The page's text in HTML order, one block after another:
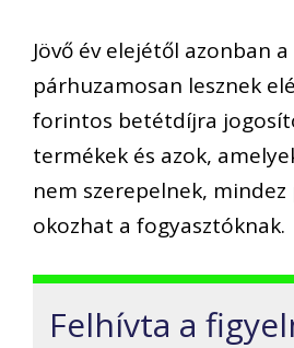
Jövő év elejétől azonban
párhuzamosan lesznek
forintos betétdíjra
termékek és azok,
nem szerepelnek,
okozhat a fogyasztóknak.
Felhívta a